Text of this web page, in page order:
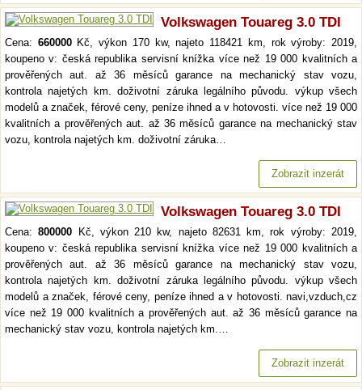
Volkswagen Touareg 3.0 TDI
Cena: 660000Kč, výkon 170 kw, najeto 118421 km, rok výroby: 2019,
koupeno v: česká republika servisní knížka více než 19 000 kvalitních a
prověřených aut. až 36 měsíců garance na mechanický stav vozu,
kontrola najetých km. doživotní záruka legálního původu. výkup všech
modelů a značek, férové ceny, peníze ihned a v hotovosti. více než 19 000
kvalitních a prověřených aut. až 36 měsíců garance na mechanický stav
vozu, kontrola najetých km. doživotní záruka…
Zobrazit inzerát
Volkswagen Touareg 3.0 TDI
Cena:800000 Kč, výkon 210 kw, najeto 82631 km, rok výroby: 2019,
koupeno v: česká republika servisní knížka více než 19 000 kvalitních a
prověřených aut. až 36 měsíců garance na mechanický stav vozu,
kontrola najetých km. doživotní záruka legálního původu. výkup všech
modelů a značek, férové ceny, peníze ihned a v hotovosti. navi,vzduch,cz
více než 19 000 kvalitních a prověřených aut. až 36 měsíců garance na
mechanický stav vozu, kontrola najetých km.…
Zobrazit inzerát